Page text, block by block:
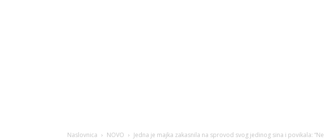
Naslovnica NOVO Jedna je majka zakasnila na sprovod svog jedinog sina i povikala: